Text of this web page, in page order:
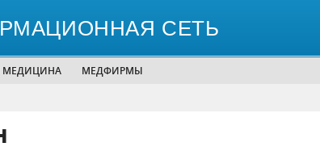
СЕТЬ
МЕДИЦИНА МЕДФИРМЫ